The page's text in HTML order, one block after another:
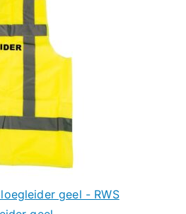
geel - RWS